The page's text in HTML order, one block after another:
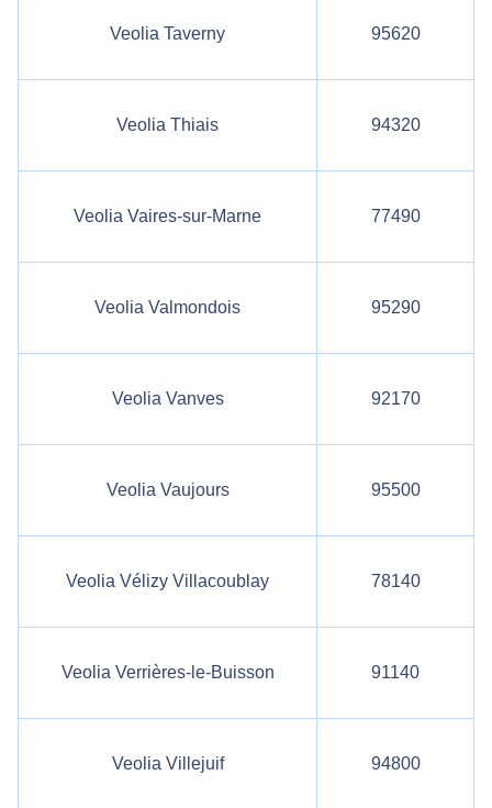
Veolia Taverny 95620
Veolia Thiais 94320
Veolia Vaires-sur-Marne 77490
Veolia Valmondois 95290
Veolia Vanves 92170
Veolia Vaujours 95500
Veolia Vélizy Villacoublay 78140
Veolia Verrières-le-Buisson 91140
Veolia Villejuif 94800